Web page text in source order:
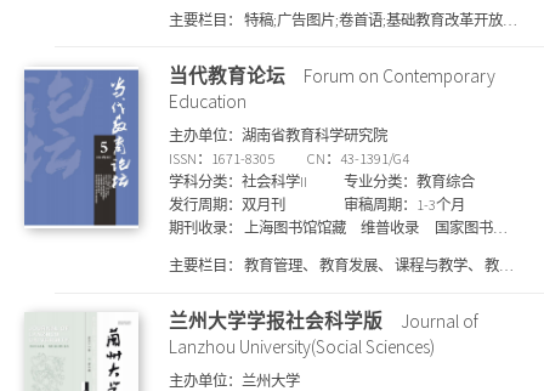
图书馆馆藏
SCD期刊目录
主要栏目： 特稿;广告图片;卷首语;基础教育改革开放40
学;教师专业发展;中小学教科研;教育微论;全年总目录
当代教育论坛
Forum on Contemporary
Education
主办单位：湖南省教育科学研究院
ISSN：1671-8305
CN：43-1391/G4
学科分类：社会科学II
专业分类：教育综合
发行周期：双月刊
审稿周期：1-3个月
期刊收录：
上海图书馆馆藏 维普收录
国家图书馆
期刊
主要栏目： 教育管理、 教育发展、 课程与教学、 教育
兰州大学学报社会科学版
Journal of
Lanzhou University(Social Sciences)
主办单位：兰州大学